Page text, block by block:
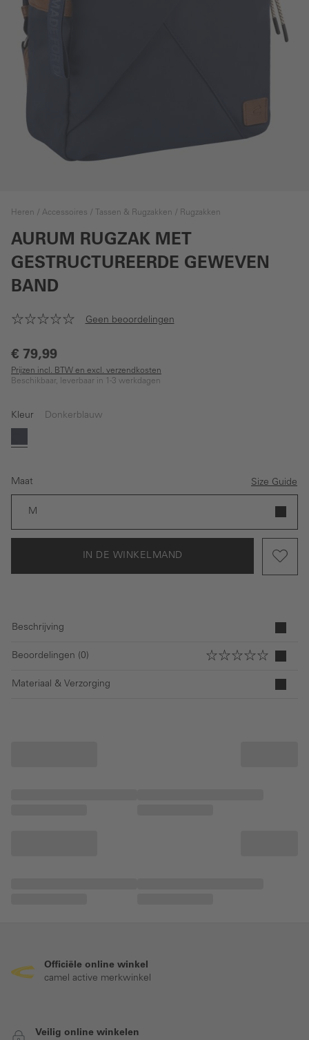
Heren Accessoires Tassen & Rugzakken Rugzakken
AURUM RUGZAK MET
GESTRUCTUREERDE GEWEVEN
BAND
Geen beoordelingen
€ 79,99
Prijzen incl. BTW en excl. verzendkosten
Beschikbaar, leverbaar in 1-3 werkdagen
Kleur Donkerblauw
Donkerblauw
Maat Size Guide
M
IN DE WINKELMAND
Beschrijving
Beoordelingen (0)
Materiaal & Verzorging
Officiële online winkel
camel active merkwinkel
Veilig online winkelen